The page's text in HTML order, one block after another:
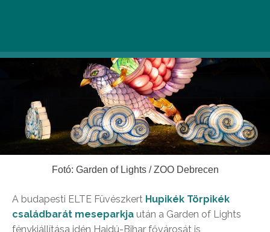
Fotó: Garden of Lights / ZOO Debrecen
A budapesti ELTE Füvészkert Hupikék Törpikék
családbarát meseparkja után a Garden of Lights
fénykiállítása idén Hajdú-Bihar fővárosát is